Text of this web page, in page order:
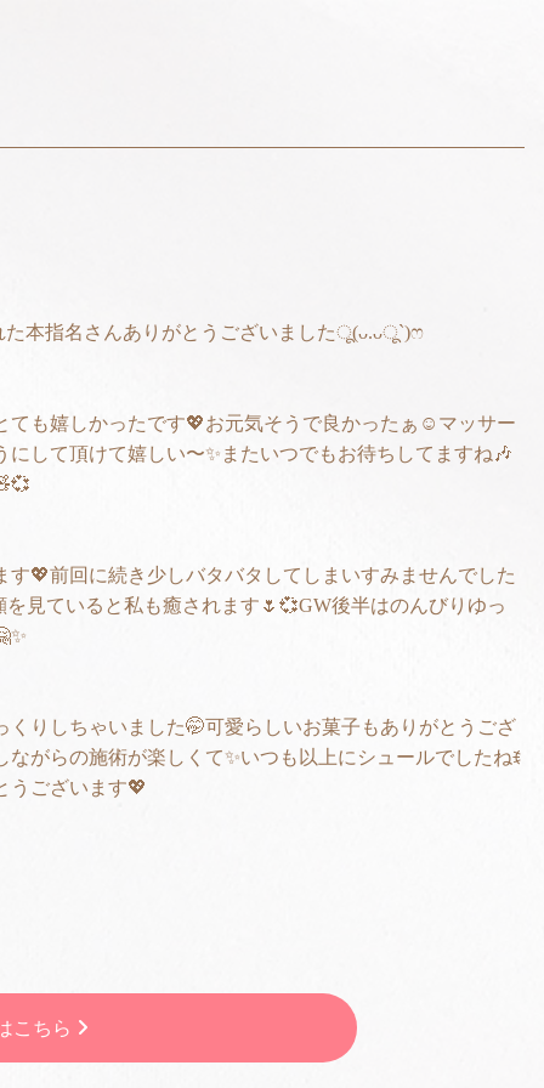
た本指名さんありがとうございましたू(ᴗ.ᴗू`)ෆ
ても嬉しかったです💖お元気そうで良かったぁ☺️マッサー
にして頂けて嬉しい〜✨またいつでもお待ちしてますね🎶
す💖前回に続き少しバタバタしてしまいすみませんでした
見ていると私も癒されます🌷💞GW後半はのんびりゆっ
くりしちゃいました🤭可愛らしいお菓子もありがとうござ
がらの施術が楽しくて✨いつも以上にシュールでしたねꉂ‪‪‬‪
うございます💖
こちら